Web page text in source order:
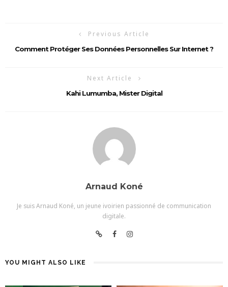
Previous Article
Comment Protéger Ses Données Personnelles Sur Internet ?
Next Article
Kahi Lumumba, Mister Digital
Arnaud Koné
Je suis Arnaud Koné, un jeune ivoirien passionné de communication
digitale.
YOU MIGHT ALSO LIKE